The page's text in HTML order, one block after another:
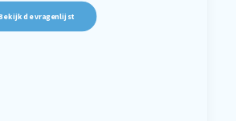
de vragenlijst